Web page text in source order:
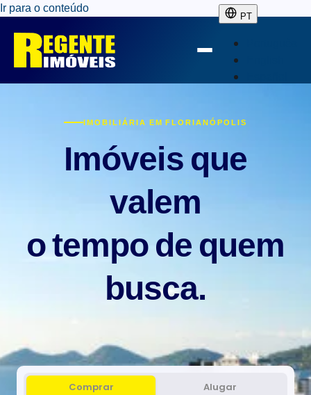
Ir para o conteúdo PT
IMOBILIÁRIA EM FLORIANÓPOLIS
Imóveis que
valem
o tempo de quem
busca.
Comprar Alugar